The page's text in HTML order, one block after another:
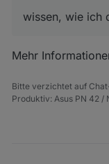
wissen, wie ich
Mehr
Bitte verzichtet auf
Produktiv: Asus PN 42 /